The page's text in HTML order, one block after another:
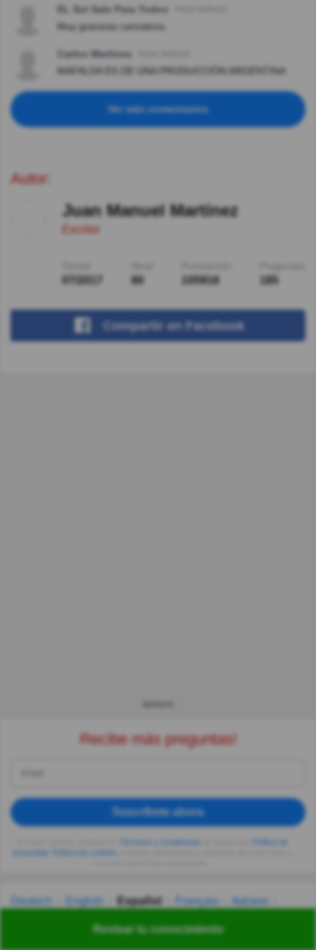
Revisar tu conocimiento
EL Sol Sale Para Todos
Muy graciosa caricatura.
Carlos Martinez
MAFALDA ES DE UNA PRODUCCIÓN ARGENTINA
Ver más comentarios
Autor:
Juan Manuel Martínez
Escritor
80 105916 185
Compartir en Facebook
Recibe más preguntas!
Suscríbete ahora
privacidad
Deutsch English Español Français
Italiano
Українська हिन्दी 한국어 汉语